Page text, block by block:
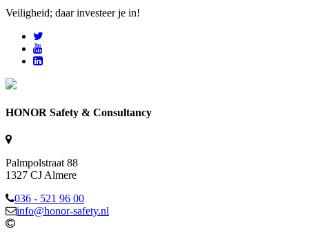
Veiligheid; daar investeer je in!
HONOR Safety & Consultancy
Palmpolstraat 88
1327 CJ Almere
036 - 521 96 00
info@honor-safety.nl